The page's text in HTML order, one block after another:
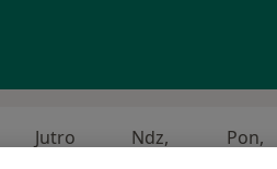
Jutro Ndz, Pon,